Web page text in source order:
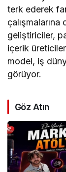
terk ederek
geliştiriciler,
içerik
model, iş
görüyor.
Göz Atın